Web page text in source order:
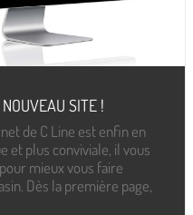
SITE !
de C Line est enfin en
et plus conviviale, il vous
mieux vous faire
Dès la première page,